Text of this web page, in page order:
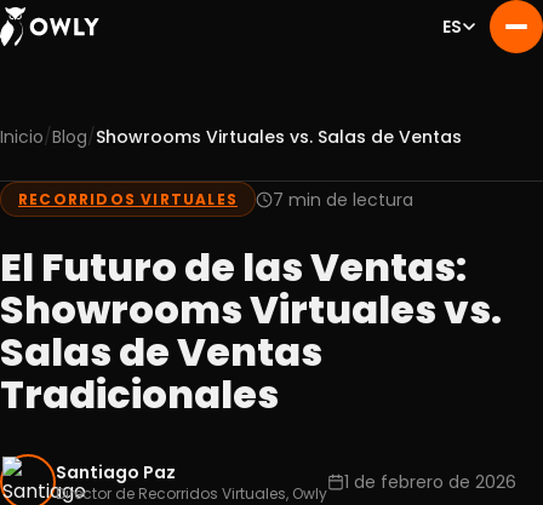
ES
Nosotros
02 Servicios
Portafolio
Experiencia
05 Blog
06 Contacto
Inicio/Blog/Showrooms Virtuales vs. Salas de Ventas
RECORRIDOS VIRTUALES 7 min de lectura
El Futuro de las Ventas:
Showrooms Virtuales vs.
Salas de Ventas
Tradicionales
Santiago Paz
Director de Recorridos Virtuales, Owly 1 de febrero de 2026